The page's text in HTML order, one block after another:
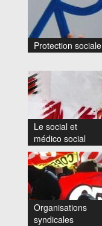
Protection sociale
Le social et
médico social
Organisations
syndicales